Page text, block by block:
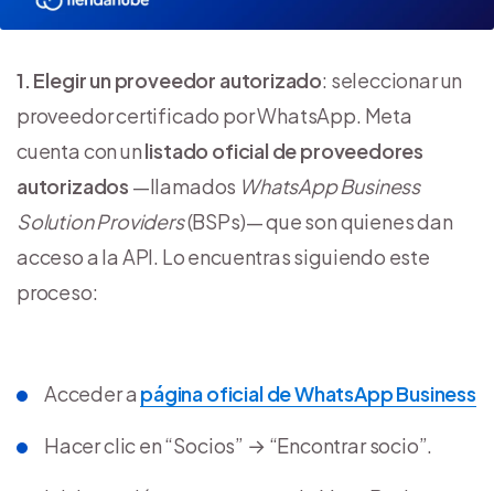
1. Elegir un proveedor autorizado: seleccionar un
proveedor certificado por WhatsApp. Meta
cuenta con unlistado oficial de proveedores
autorizados —llamados WhatsApp Business
Solution Providers(BSPs)— que son quienes dan
acceso a la API. Lo encuentras siguiendo este
proceso:
Acceder a página oficial de WhatsApp Business
Hacer clic en “Socios” → “Encontrar socio”.